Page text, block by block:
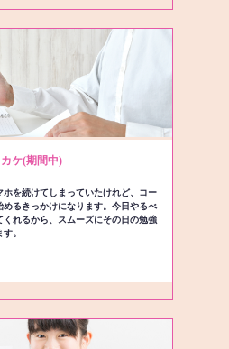
ケ(期間中)
を続けてしまっていたけれど、コー
めるきっかけになります。今日やるべ
くれるから、スムーズにその日の勉強
。